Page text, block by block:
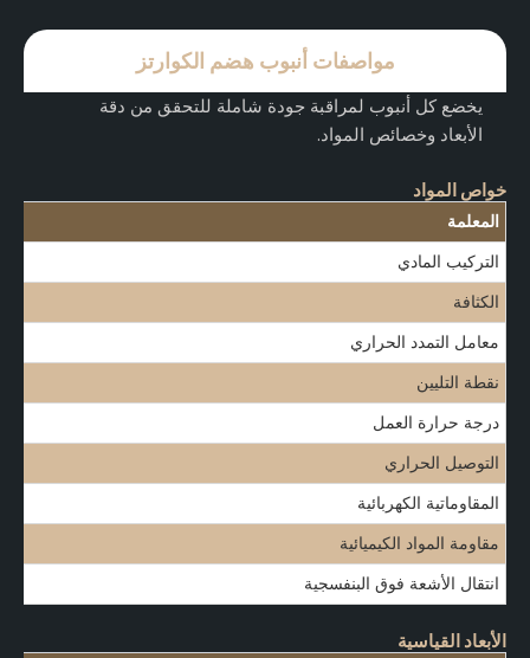
مواصفات أنبوب هضم الكوارتز
يخضع كل أنبوب لمراقبة جودة شاملة للتحقق من دقة
الأبعاد وخصائص المواد.
خواص المواد
المعلمة
التركيب المادي
الكثافة
معامل التمدد الحراري
نقطة التليين
درجة حرارة العمل
التوصيل الحراري
المقاوماتية الكهربائية
مقاومة المواد الكيميائية
انتقال الأشعة فوق البنفسجية
الأبعاد القياسية